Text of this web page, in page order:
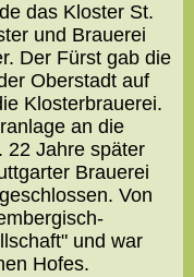
das Kloster St.
und Brauerei
Der Fürst gab die
Oberstadt auf
Klosterbrauerei.
an die
22 Jahre später
Brauerei
Von
und war
Hofes.